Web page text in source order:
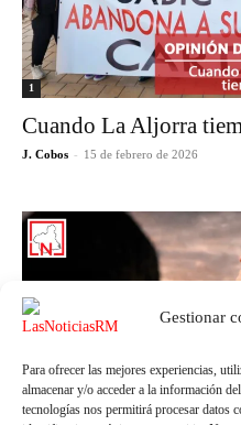
Gestionar
Para ofrecer las mejores experiencias,
almacenar y/o acceder a la información
tecnologías nos permitirá procesar datos
1
Cuando La Aljorra
J. Cobos - 15 de febrero de 2026